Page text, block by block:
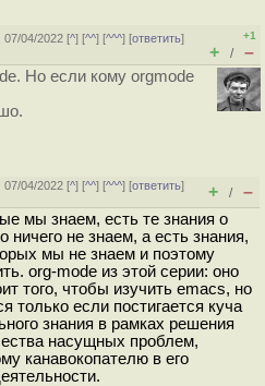
07/04/2022 [^] [^^] [^^^] [ответить]
+1
+ / –
Но если кому orgmode
07/04/2022 [^] [^^] [^^^] [ответить]
+ / –
мы знаем, есть те знания о
ничего не знаем, а есть знания,
мы не знаем и поэтому
org-mode из этой серии: оно
того, чтобы изучить emacs, но
только если постигается куча
знания в рамках решения
насущных проблем,
канавокопателю в его